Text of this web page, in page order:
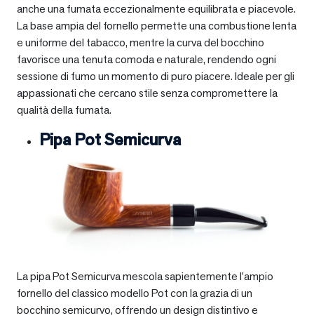
anche una fumata eccezionalmente equilibrata e piacevole.
La base ampia del fornello permette una combustione lenta
e uniforme del tabacco, mentre la curva del bocchino
favorisce una tenuta comoda e naturale, rendendo ogni
sessione di fumo un momento di puro piacere. Ideale per gli
appassionati che cercano stile senza compromettere la
qualità della fumata.
Pipa Pot Semicurva
La pipa Pot Semicurva mescola sapientemente l’ampio
fornello del classico modello Pot con la grazia di un
bocchino semicurvo, offrendo un design distintivo e